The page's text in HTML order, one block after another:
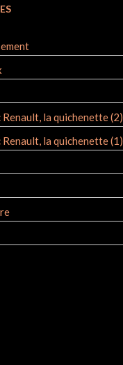
la quichenette (2)
la quichenette (1)